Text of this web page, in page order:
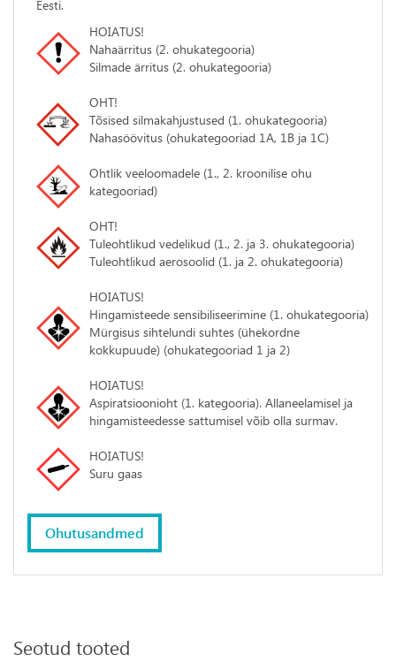
Eesti.
HOIATUS!
Nahaärritus (2. ohukategooria)
Silmade ärritus (2. ohukategooria)
OHT!
​​​​​​​Tõsised silmakahjustused (1. ohukategooria)
​​​​​​​Nahasöövitus (ohukategooriad 1A, 1B ja 1C)
Ohtlik veeloomadele (1., 2. kroonilise ohu
kategooriad)
OHT!
​​​​​​​Tuleohtlikud vedelikud (1., 2. ja 3. ohukategooria)
Tuleohtlikud aerosoolid (1. ja 2. ohukategooria)
HOIATUS!
​​​​​​​Hingamisteede sensibiliseerimine (1. ohukategooria)
​​​​​​​Mürgisus sihtelundi suhtes (ühekordne
kokkupuude) (ohukategooriad 1 ja 2)
HOIATUS!
​​​​​​​Aspiratsioonioht (1. kategooria). Allaneelamisel ja
hingamisteedesse sattumisel võib olla surmav.
HOIATUS!
​​​​​​​Suru gaas
Ohutusandmed
Seotud tooted